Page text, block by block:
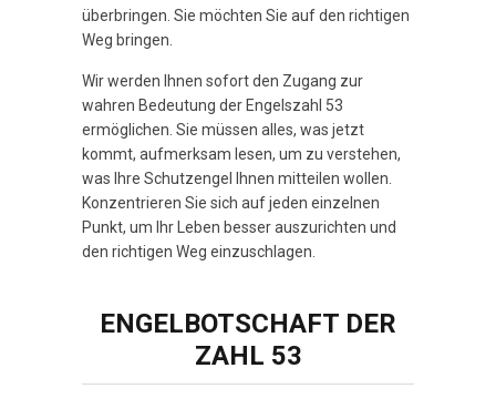
überbringen. Sie möchten Sie auf den richtigen
Weg bringen.
Wir werden Ihnen sofort den Zugang zur
wahren Bedeutung der Engelszahl 53
ermöglichen. Sie müssen alles, was jetzt
kommt, aufmerksam lesen, um zu verstehen,
was Ihre Schutzengel Ihnen mitteilen wollen.
Konzentrieren Sie sich auf jeden einzelnen
Punkt, um Ihr Leben besser auszurichten und
den richtigen Weg einzuschlagen.
ENGELBOTSCHAFT DER
ZAHL 53